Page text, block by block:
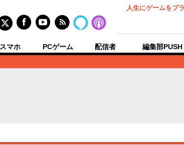
人生にゲームをプ
スマホ PCゲーム 配信者 編集部PUSH